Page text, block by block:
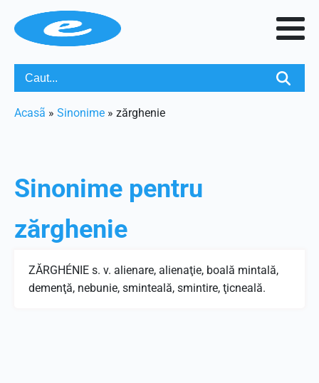
Acasã » Sinonime » zărghenie
Sinonime pentru
zărghenie
ZĂRGHÉNIE s. v. alienare, alienaţie, boală mintală,
demenţă, nebunie, sminteală, smintire, ţicneală.